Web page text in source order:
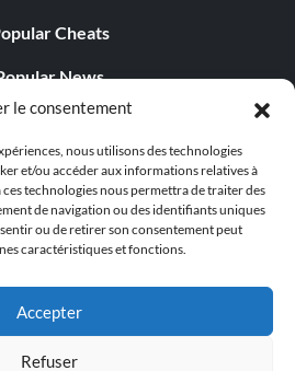
le consentement
nous utilisons des technologies
et/ou accéder aux informations relatives à
technologies nous permettra de traiter des
de navigation ou des identifiants uniques
ou de retirer son consentement peut
caractéristiques et fonctions.
Accepter
Refuser
Cheats
News
Editorials
Free Games
UPDATES